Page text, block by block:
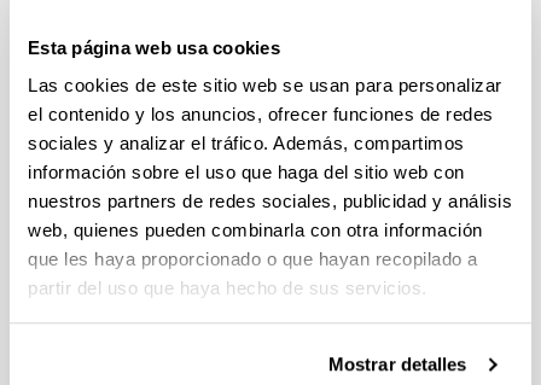
Esta página web usa cookies
Las cookies de este sitio web se usan para personalizar
el contenido y los anuncios, ofrecer funciones de redes
sociales y analizar el tráfico. Además, compartimos
información sobre el uso que haga del sitio web con
nuestros partners de redes sociales, publicidad y análisis
web, quienes pueden combinarla con otra información
que les haya proporcionado o que hayan recopilado a
partir del uso que haya hecho de sus servicios.
Mostrar detalles
Jimbert Lacha, Pedro Jose
Jorge Fernandez, Richard
Juanes Garcia, Francisco Javier
Kaltzakorta Arantzamendi, Idurre
Laraudogoitia Alzaga, Juan Esteban